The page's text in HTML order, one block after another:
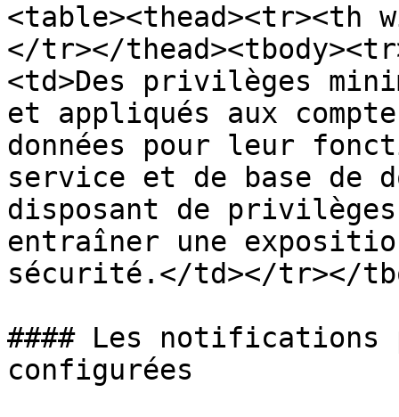
<table><thead><tr><th
</tr></
<td>Des privilèges
et appliqués aux
données pour leur
service et de base de
disposant de
entraîner une
sécurité.</td></tr></
#### Les
configurées